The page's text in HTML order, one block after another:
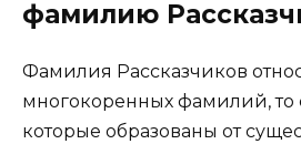
фамилию
Фамилия Рассказчиков
многокоренных фамилий, то
которые образованы от